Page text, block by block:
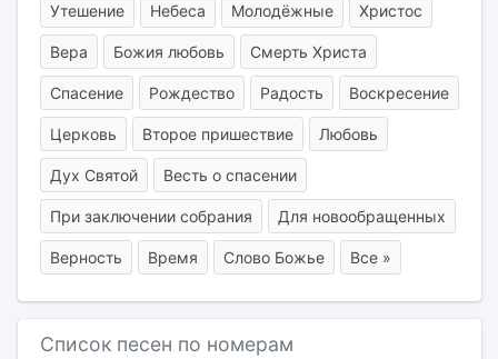
Утешение Небеса Молодёжные Христос
Вера Божия любовь Смерть Христа
Спасение Рождество Радость Воскресение
Церковь Второе пришествие Любовь
Дух Святой Весть о спасении
При заключении собрания Для новообращенных
Верность Время Слово Божье Все »
Список песен по номерам